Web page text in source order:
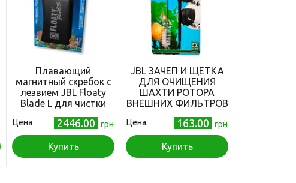
Плавающий
магнитный скребок с
лезвием JBL Floaty
Blade L для чистки
стекол 15 мм
Цена 2446.00 грн
Купить
JBL ЗАЧЕП И ЩЕТКА
ДЛЯ ОЧИЩЕНИЯ
ШАХТИ РОТОРА
ВНЕШНИХ ФИЛЬТРОВ
Цена 163.00 грн
Купить